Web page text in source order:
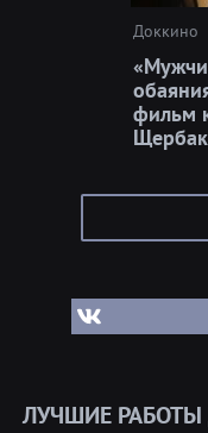
Доккино
фильм
ЛУЧШИЕ